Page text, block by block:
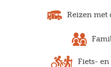
Reizen met
Fiets-